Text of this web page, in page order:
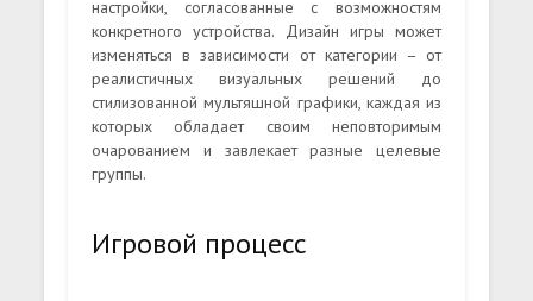
настройки, согласованные с возможностям
конкретного устройства. Дизайн игры может
изменяться в зависимости от категории – от
реалистичных визуальных решений до
стилизованной мультяшной графики, каждая из
которых обладает своим неповторимым
очарованием и завлекает разные целевые
группы.
Игровой процесс